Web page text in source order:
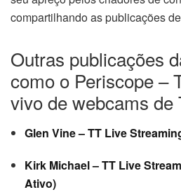
compartilhando as publicações
Outras publicações
como o Periscope –
vivo de webcams de
Glen Vine – TT Live
Kirk Michael – TT Live
Ativo)